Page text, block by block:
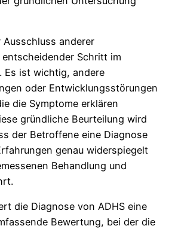
anderer
Schritt im
Es ist wichtig, andere
oder Entwicklungsstörungen
die Symptome erklären
gründliche Beurteilung wird
der Betroffene eine Diagnose
genau widerspiegelt
Behandlung und
die Diagnose von ADHS eine
Bewertung, bei der die